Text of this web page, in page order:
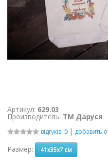
Артикул: 629.03
Производитель: ТМ Даруся
відгуків: 0 | добавить
Размер: 41х35х7 см